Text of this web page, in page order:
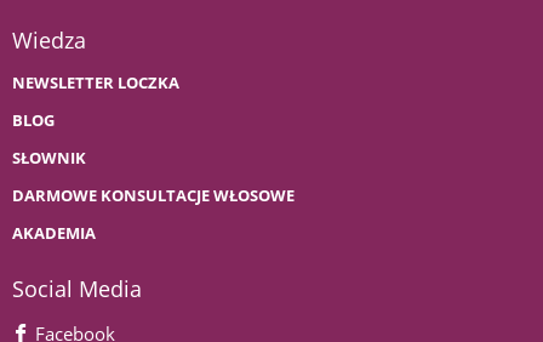
Wiedza
NEWSLETTER LOCZKA
BLOG
SŁOWNIK
DARMOWE KONSULTACJE WŁOSOWE
AKADEMIA
Social Media
Facebook